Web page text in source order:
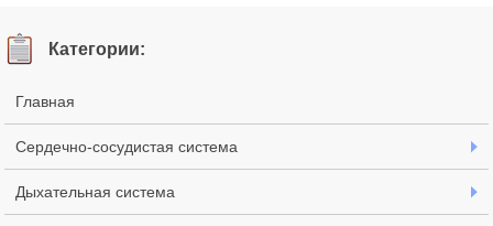
Категории:
Главная
Сердечно-сосудистая система
Дыхательная система